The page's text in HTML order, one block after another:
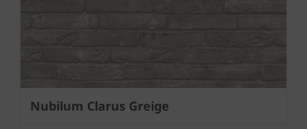
Nubilum Clarus Greige